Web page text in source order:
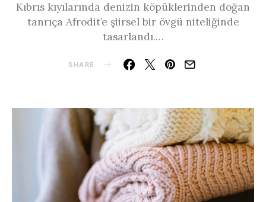
Kıbrıs kıyılarında denizin köpüklerinden doğan
tanrıça Afrodit’e şiirsel bir övgü niteliğinde
tasarlandı.…
SHARE